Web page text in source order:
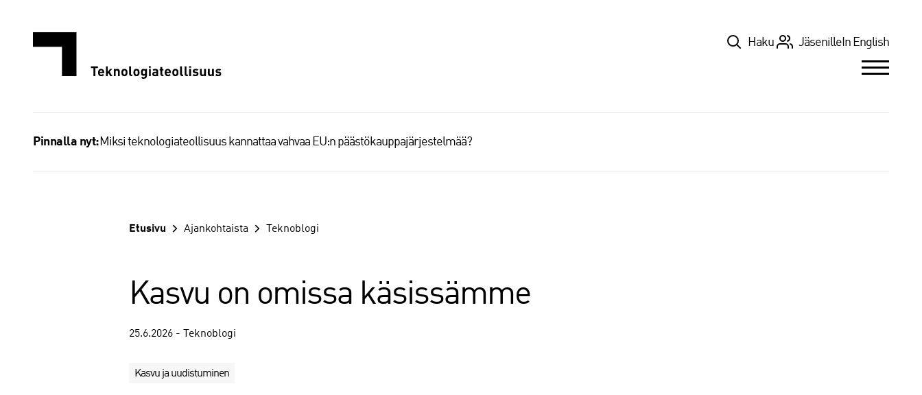
TopHaku Jäsenille In English
Pinnalla nyt: Miksi teknologiateollisuus kannattaa vahvaa EU:n päästökauppajärjestelmää?
Etusivu Ajankohtaista Teknoblogi
Kasvu on omissa käsissämme
25.6.2026 - Teknoblogi
Kasvu ja uudistuminen